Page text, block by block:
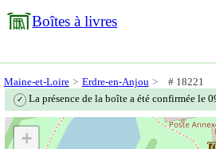
Boîtes à livres
Maine-et-Loire Erdre-en-Anjou # 18221
✓ La présence de la boîte a été confirmée le
+